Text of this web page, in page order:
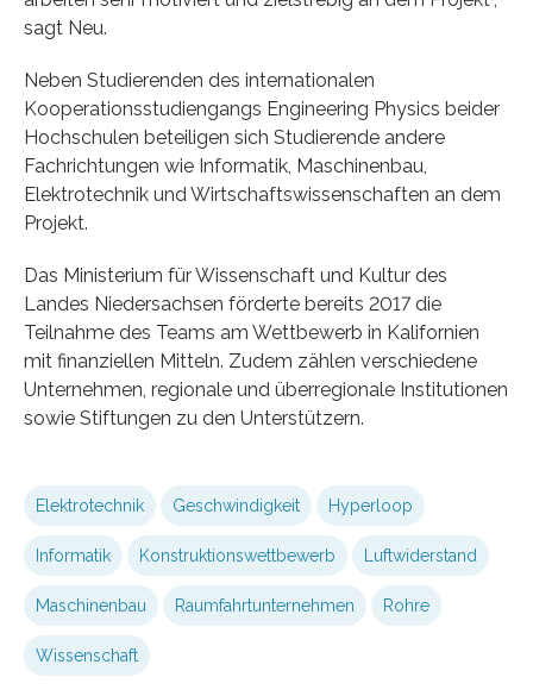
sagt Neu.
Neben Studierenden des internationalen
Kooperationsstudiengangs Engineering Physics beider
Hochschulen beteiligen sich Studierende andere
Fachrichtungen wie Informatik, Maschinenbau,
Elektrotechnik und Wirtschaftswissenschaften an dem
Projekt.
Das Ministerium für Wissenschaft und Kultur des
Landes Niedersachsen förderte bereits 2017 die
Teilnahme des Teams am Wettbewerb in Kalifornien
mit finanziellen Mitteln. Zudem zählen verschiedene
Unternehmen, regionale und überregionale Institutionen
sowie Stiftungen zu den Unterstützern.
Elektrotechnik Geschwindigkeit Hyperloop
Informatik Konstruktionswettbewerb Luftwiderstand
Maschinenbau Raumfahrtunternehmen Rohre
Wissenschaft